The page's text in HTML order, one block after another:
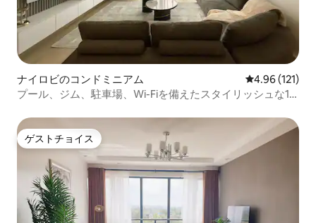
ナイロビのコンドミニアム レビュー121
4.96 (121)
プール、ジム、駐車場、Wi-Fiを備えたスタイリッシュな1
ゲストチョイス
ゲストチョイス